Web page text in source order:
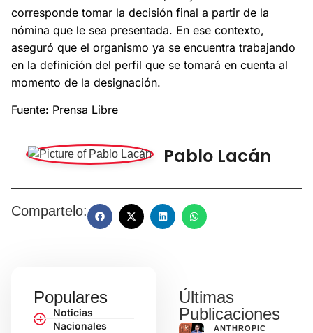
corresponde tomar la decisión final a partir de la
nómina que le sea presentada. En ese contexto,
aseguró que el organismo ya se encuentra trabajando
en la definición del perfil que se tomará en cuenta al
momento de la designación.
Fuente: Prensa Libre
Pablo Lacán
Compartelo:
Populares
Noticias
Nacionales
Últimas
Publicaciones
ANTHROPIC